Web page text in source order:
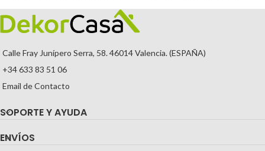
cm diametro
multitud de espejos rectangulares
Calle Fray Junípero Serra, 58. 46014 Valencia. (ESPAÑA)
+34 633 83 51 06
Email de Contacto
SOPORTE Y AYUDA
ENVÍOS